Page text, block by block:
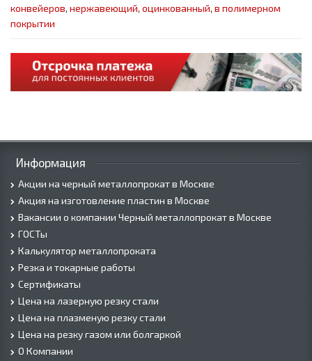
конвейеров, нержавеющий, оцинкованный, в полимерном
покрытии
Информация
Акции на черный металлопрокат в Москве
Акция на изготовление пластин в Москве
Вакансии о компании Черный металлопрокат в Москве
ГОСТы
Калькулятор металлопроката
Резка и токарные работы
Сертификаты
Цена на лазерную резку стали
Цена на плазменую резку стали
Цена на резку газом или болгаркой
О Компании